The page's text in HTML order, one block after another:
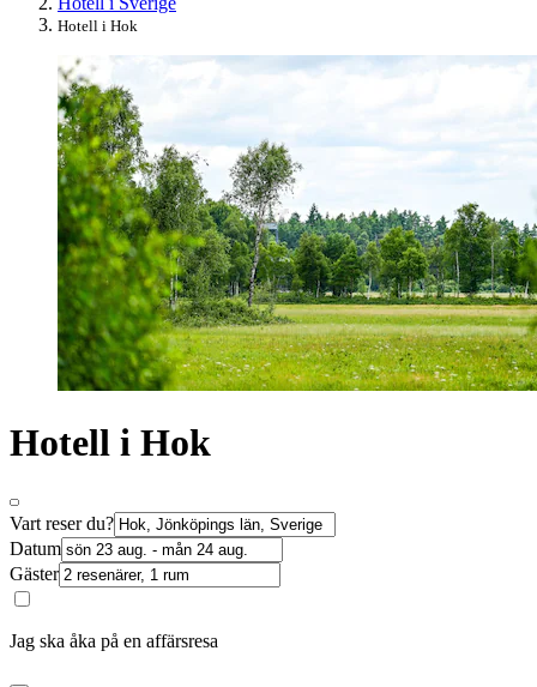
Hotell i Hok
Hotell i Hok
Vart reser du?
Datum
Gäster
Jag ska åka på en affärsresa